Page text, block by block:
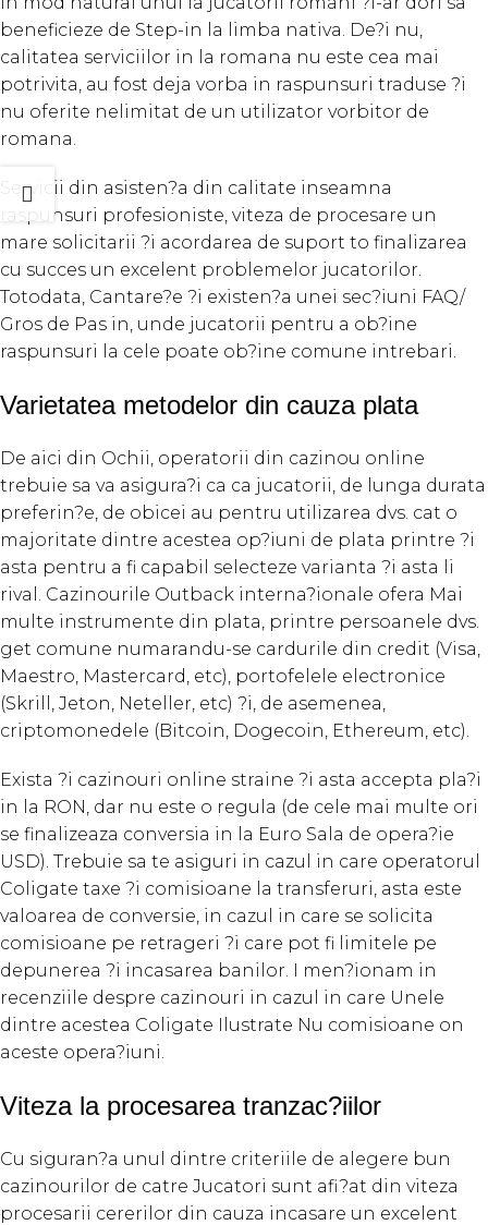
beneficieze de Step-in la limba nativa. De?i nu,
calitatea serviciilor in la romana nu este cea mai
potrivita, au fost deja vorba in raspunsuri traduse ?i
nu oferite nelimitat de un utilizator vorbitor de
romana.
Servicii din asisten?a din calitate inseamna
raspunsuri profesioniste, viteza de procesare un
mare solicitarii ?i acordarea de suport to finalizarea
cu succes un excelent problemelor jucatorilor.
Totodata, Cantare?e ?i existen?a unei sec?iuni FAQ/
Gros de Pas in, unde jucatorii pentru a ob?ine
raspunsuri la cele poate ob?ine comune intrebari.
Varietatea metodelor din cauza plata
De aici din Ochii, operatorii din cazinou online
trebuie sa va asigura?i ca ca jucatorii, de lunga durata
preferin?e, de obicei au pentru utilizarea dvs. cat o
majoritate dintre acestea op?iuni de plata printre ?i
asta pentru a fi capabil selecteze varianta ?i asta li
rival. Cazinourile Outback interna?ionale ofera Mai
multe instrumente din plata, printre persoanele dvs.
get comune numarandu-se cardurile din credit (Visa,
Maestro, Mastercard, etc), portofelele electronice
(Skrill, Jeton, Neteller, etc) ?i, de asemenea,
criptomonedele (Bitcoin, Dogecoin, Ethereum, etc).
Exista ?i cazinouri online straine ?i asta accepta pla?i
in la RON, dar nu este o regula (de cele mai multe ori
se finalizeaza conversia in la Euro Sala de opera?ie
USD). Trebuie sa te asiguri in cazul in care operatorul
Coligate taxe ?i comisioane la transferuri, asta este
valoarea de conversie, in cazul in care se solicita
comisioane pe retrageri ?i care pot fi limitele pe
depunerea ?i incasarea banilor. I men?ionam in
recenziile despre cazinouri in cazul in care Unele
dintre acestea Coligate Ilustrate Nu comisioane on
aceste opera?iuni.
Viteza la procesarea tranzac?iilor
Cu siguran?a unul dintre criteriile de alegere bun
cazinourilor de catre Jucatori sunt afi?at din viteza
procesarii cererilor din cauza incasare un excelent